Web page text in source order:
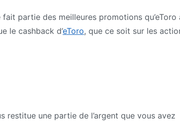
partie des meilleures promotions qu’eToro
le cashback d’eToro, que ce soit sur les
restitue une partie de l’argent que vous avez